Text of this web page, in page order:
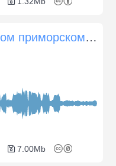
Раннее утро в маленьком приморском городке
7.00Mb